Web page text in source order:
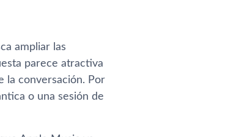
ampliar las
parece atractiva
la conversación. Por
o una sesión de